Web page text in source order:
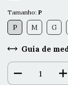
Tamanho: P
P M G
Guia de